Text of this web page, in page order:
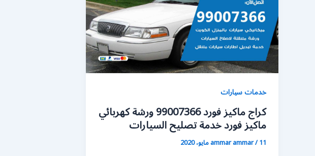
خدمات سيارات
كراج ماكيز فورد 99007366 ورشة كهربائي
ماكيز فورد خدمة تصليح السيارات
ammar ammar/11 مايو، 2020